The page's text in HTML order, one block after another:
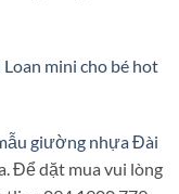
mini cho bé hot
giường nhựa Đài
Để dặt mua vui lòng